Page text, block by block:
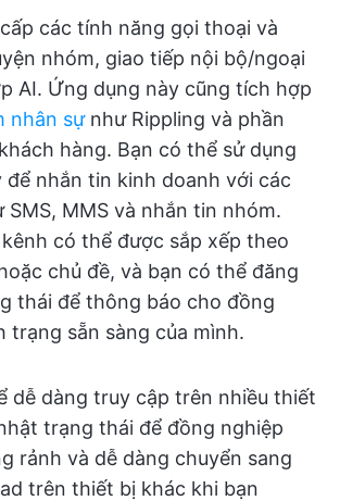
các tính năng gọi thoại và
nhóm, giao tiếp nội bộ/ngoại
AI. Ứng dụng này cũng tích hợp
nhân sựnhư Rippling và phần
hàng. Bạn có thể sử dụng
để nhắn tin kinh doanh với các
MMS và nhắn tin nhóm.
có thể được sắp xếp theo
chủ đề, và bạn có thể đăng
thái để thông báo cho đồng
trạng sẵn sàng của mình.
dễ dàng truy cập trên nhiều thiết
trạng thái để đồng nghiệp
rảnh và dễ dàng chuyển sang
trên thiết bị khác khi bạn